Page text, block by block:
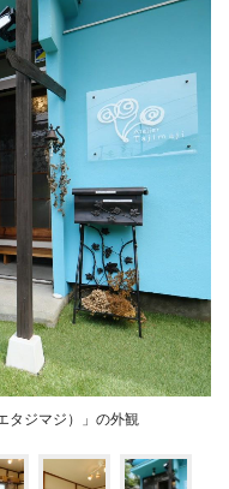
タジマジ）」の外観